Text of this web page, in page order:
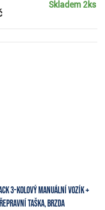
Skladem 2ks
3-kolový manuální vozík +
taška, brzda